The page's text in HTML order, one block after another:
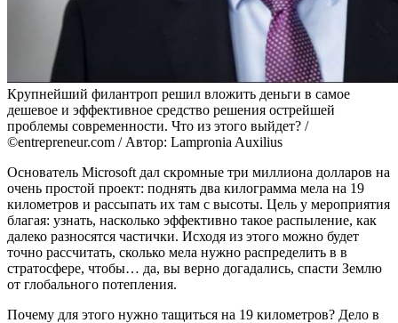
Крупнейший филантроп решил вложить деньги в самое
дешевое и эффективное средство решения острейшей
проблемы современности. Что из этого выйдет? /
©entrepreneur.com / Автор: Lampronia Auxilius
Основатель Microsoft дал скромные три миллиона долларов на
очень простой проект: поднять два килограмма мела на 19
километров и рассыпать их там с высоты. Цель у мероприятия
благая: узнать, насколько эффективно такое распыление, как
далеко разносятся частички. Исходя из этого можно будет
точно рассчитать, сколько мела нужно распределить в в
стратосфере, чтобы… да, вы верно догадались, спасти Землю
от глобального потепления.
Почему для этого нужно тащиться на 19 километров? Дело в